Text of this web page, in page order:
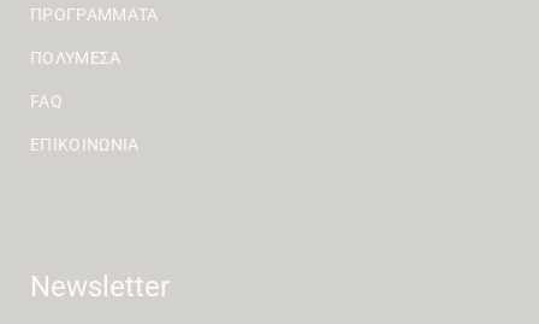
ΠΡΟΓΡΆΜΜΑΤΑ
ΠΟΛΥΜΈΣΑ
FAQ
ΕΠΙΚΟΙΝΩΝΊΑ
Newsletter